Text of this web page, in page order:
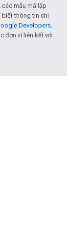
các mẫu mã lập
biết thông tin chi
Developers.
đơn vị liên kết với